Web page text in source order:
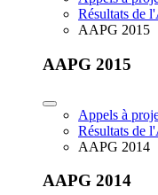
Résultats de
AAPG 2015
AAPG 2015
Appels à
Résultats de
AAPG 2014
AAPG 2014